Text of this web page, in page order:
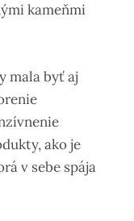
kameňmi
mala byť aj
ako je
v sebe spája